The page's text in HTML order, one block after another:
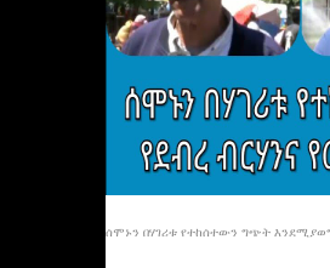
ሰሞኑን በሃገሪቱ የተከሰተውን ግጭት